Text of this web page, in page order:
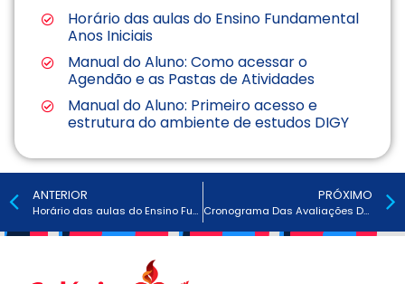
Horário das aulas do Ensino Fundamental
Anos Iniciais
Manual do Aluno: Como acessar o
Agendão e as Pastas de Atividades
Manual do Aluno: Primeiro acesso e
estrutura do ambiente de estudos DIGY
ANTERIOR
Horário das aulas do Ensino Fundamental Anos Finais e Ensino Médio
PRÓXIMO
Cronograma Das Avaliações Do Ensino Médio – 3ª SÉRIES – 2026